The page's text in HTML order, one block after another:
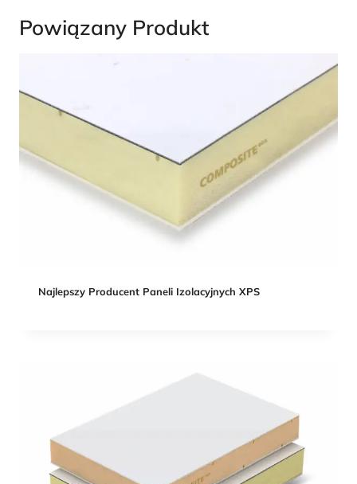
Powiązany Produkt
Najlepszy Producent Paneli Izolacyjnych XPS